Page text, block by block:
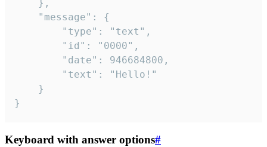
}
Keyboard with answer options#